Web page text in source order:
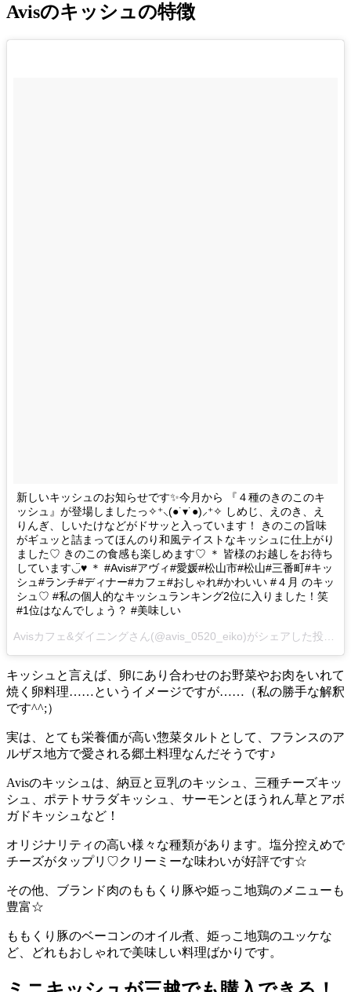
Avisのキッシュの特徴
新しいキッシュのお知らせです✨今月から 『４種のきのこのキ
ッシュ』が登場しましたっ✧⁺⸜(●˙▾˙●)⸝⁺✧ しめじ、えのき、え
りんぎ、しいたけなどがドサッと入っています！ きのこの旨味
がギュッと詰まってほんのり和風テイストなキッシュに仕上がり
ました♡ きのこの食感も楽しめます♡ ＊ 皆様のお越しをお待ち
しています◡̈♥︎ ＊ #Avis#アヴィ#愛媛#松山市#松山#三番町#キッ
シュ#ランチ#ディナー#カフェ#おしゃれ#かわいい #４月 のキッ
シュ♡ #私の個人的なキッシュランキング2位に入りました！笑
#1位はなんでしょう？ #美味しい
キッシュと言えば、卵にあり合わせのお野菜やお肉をいれて
焼く卵料理……というイメージですが……（私の勝手な解釈
です^^;）
実は、とても栄養価が高い惣菜タルトとして、フランスのア
ルザス地方で愛される郷土料理なんだそうです♪
Avisのキッシュは、納豆と豆乳のキッシュ、三種チーズキッ
シュ、ポテトサラダキッシュ、サーモンとほうれん草とアボ
ガドキッシュなど！
オリジナリティの高い様々な種類があります。塩分控えめで
チーズがタップリ♡クリーミーな味わいが好評です☆
その他、ブランド肉のももくり豚や姫っこ地鶏のメニューも
豊富☆
ももくり豚のベーコンのオイル煮、姫っこ地鶏のユッケな
ど、どれもおしゃれで美味しい料理ばかりです。